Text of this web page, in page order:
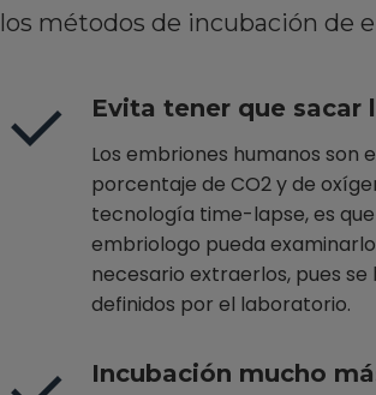
los métodos de incubación de
Evita tener que sacar
Los embriones humanos
porcentaje de CO2 y de
tecnología time-lapse, es
embriologo pueda
necesario extraerlos, pues
definidos por el laboratorio.
Incubación mucho